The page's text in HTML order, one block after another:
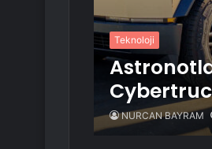
Teknoloji
NURCAN BAYRAM